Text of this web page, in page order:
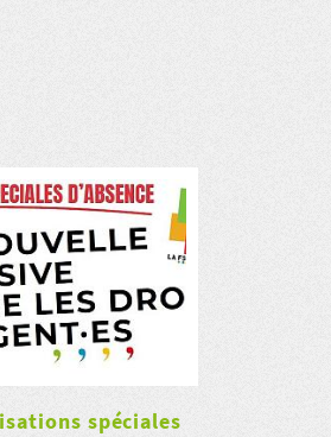
spéciales